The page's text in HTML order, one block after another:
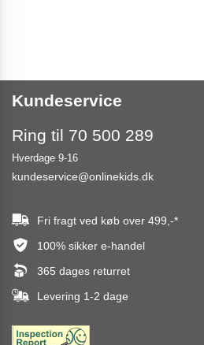
Kundeservice
Ring til 70 500 289
Hverdage 9-16
kundeservice@onlinekids.dk
Fri fragt ved køb over 499,-*
100% sikker e-handel
365 dages returret
Levering 1-2 dage